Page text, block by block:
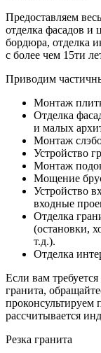
Предоставляем
отделка фасадов и
бордюра, отделка
с более чем 15ти
Приводим
Монтаж
Отделка
и малых
Монтаж
Устройство
Монтаж
Мощение
Устройство
входные
Отделка
(остановки,
т.д.).
Отделка
Если вам
гранита,
проконсультируем
рассчитывается
Резка гранита